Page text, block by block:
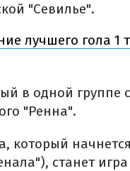
"Севилье".
лучшего гола 1
в одной группе
"Ренна".
который
станет игра